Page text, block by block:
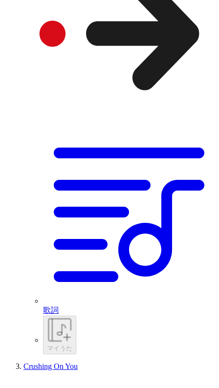
歌詞
マイうた
Crushing On You